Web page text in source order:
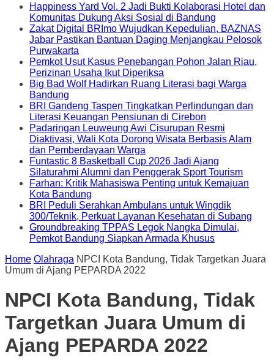
Happiness Yard Vol. 2 Jadi Bukti Kolaborasi Hotel dan
Komunitas Dukung Aksi Sosial di Bandung
Zakat Digital BRImo Wujudkan Kepedulian, BAZNAS
Jabar Pastikan Bantuan Daging Menjangkau Pelosok
Purwakarta
Pemkot Usut Kasus Penebangan Pohon Jalan Riau,
Perizinan Usaha Ikut Diperiksa
Big Bad Wolf Hadirkan Ruang Literasi bagi Warga
Bandung
BRI Gandeng Taspen Tingkatkan Perlindungan dan
Literasi Keuangan Pensiunan di Cirebon
Padaringan Leuweung Awi Cisurupan Resmi
Diaktivasi, Wali Kota Dorong Wisata Berbasis Alam
dan Pemberdayaan Warga
Funtastic 8 Basketball Cup 2026 Jadi Ajang
Silaturahmi Alumni dan Penggerak Sport Tourism
Farhan: Kritik Mahasiswa Penting untuk Kemajuan
Kota Bandung
BRI Peduli Serahkan Ambulans untuk Wingdik
300/Teknik, Perkuat Layanan Kesehatan di Subang
Groundbreaking TPPAS Legok Nangka Dimulai,
Pemkot Bandung Siapkan Armada Khusus
Home Olahraga NPCI Kota Bandung, Tidak Targetkan Juara
Umum di Ajang PEPARDA 2022
NPCI Kota Bandung, Tidak
Targetkan Juara Umum di
Ajang PEPARDA 2022